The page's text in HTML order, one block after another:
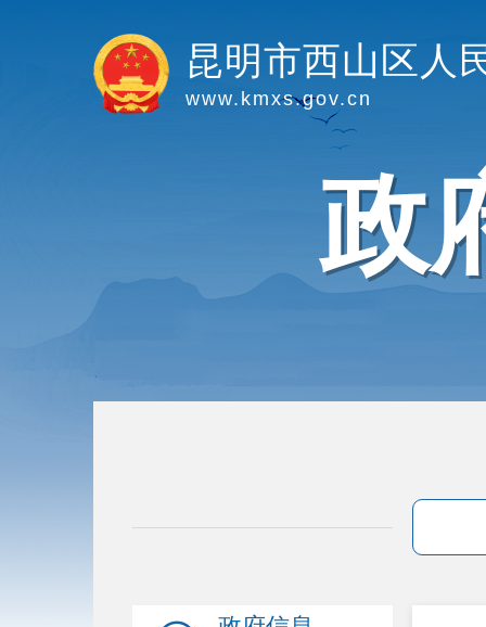
昆明市西山区人
www.kmxs.gov.cn
政